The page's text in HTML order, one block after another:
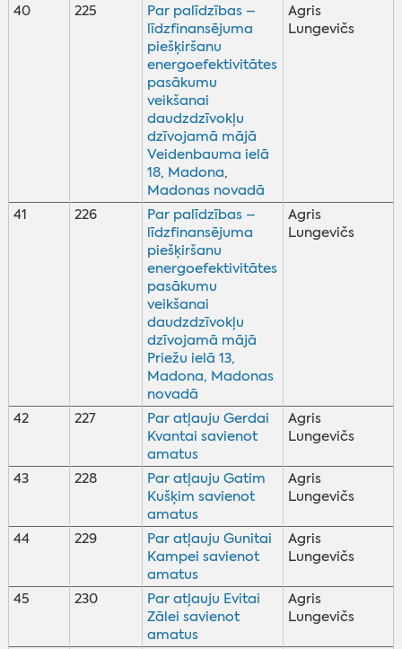
40 225
Par palīdzības –
līdzfinansējuma
piešķiršanu
energoefektivitātes
pasākumu
veikšanai
daudzdzīvokļu
dzīvojamā mājā
Veidenbauma ielā
18, Madona,
Madonas novadā
Agris
Lungevičs
41 226
Par palīdzības –
līdzfinansējuma
piešķiršanu
energoefektivitātes
pasākumu
veikšanai
daudzdzīvokļu
dzīvojamā mājā
Priežu ielā 13,
Madona, Madonas
novadā
Agris
Lungevičs
42 227
Par atļauju Gerdai
Kvantai savienot
amatus
Agris
Lungevičs
43 228
Par atļauju Gatim
Kušķim savienot
amatus
Agris
Lungevičs
44 229
Par atļauju Gunitai
Kampei savienot
amatus
Agris
Lungevičs
45 230
Par atļauju Evitai
Zālei savienot
amatus
Agris
Lungevičs